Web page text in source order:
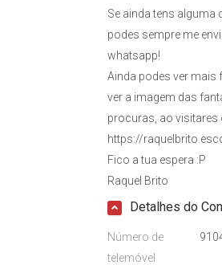
Se ainda tens alguma
podes sempre me
whatsapp!
Ainda podes ver
ver a imagem das
procuras, ao visitares
https://
Fico a tua espera :P
Raquel Brito
Detalhes do
Número de
telemóvel